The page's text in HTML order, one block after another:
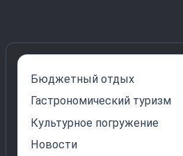
Бюджетный отдых
Гастрономический туризм
Культурное погружение
Новости